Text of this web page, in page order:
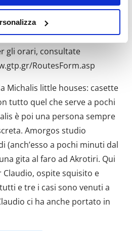
sulla tua posizione
di qualche
scansionandolo
elaborati i tuoi dati personali
nella sezione dettagli. Puoi
consenso in qualsiasi momento
contenuti ed
dei social media e per
Condividiamo inoltre
cui utilizzi il nostro sito con i
di analisi dei dati web,
Catamarani veloci SeaJets ed
ma non del tutto puntuali
soprattutto cari; ci sono
gli orari, consultate
RoutesForm.asp
Michalis little houses: casette
tutto quel che serve a pochi
è poi una persona sempre
Amorgos studio
(anch’esso a pochi minuti dal
gita al faro ad Akrotiri. Qui
Claudio, ospite squisito e
e tre i casi sono venuti a
ci ha anche portato in